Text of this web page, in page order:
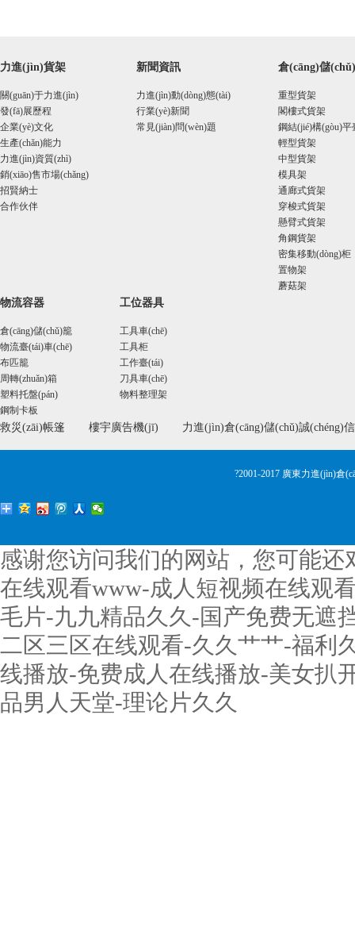
力進(jìn)貨架
關(guān)于力進(jìn)
發(fā)展歷程
企業(yè)文化
生產(chǎn)能力
力進(jìn)資質(zhì)
銷(xiāo)售市場(chǎng)
招賢納士
合作伙伴
新聞資訊
力進(jìn)動(dòng)態(tài)
行業(yè)新聞
常見(jiàn)問(wèn)題
倉(cāng)儲
重型貨架
閣樓式貨架
鋼結(jié)構(gòu)平
輕型貨架
中型貨架
模具架
通廊式貨架
穿梭式貨架
懸臂式貨架
角鋼貨架
密集移動(dòng)柜
置物架
蘑菇架
物流容器
倉(cāng)儲(chǔ)籠
物流臺(tái)車(chē)
布匹籠
周轉(zhuǎn)箱
塑料托盤(pán)
鋼制卡板
工位器具
工具車(chē)
工具柜
工作臺(tái)
刀具車(chē)
物料整理架
救災(zāi)帳篷 樓宇廣告機(jī) 力進(jìn)倉(cāng)儲(chǔ)誠(chéng)
?2001-2017 廣東力進(jìn)倉
感谢您访问我们的网站，您可能还
在线观看www-成人短视频在线观
毛片-九九精品久久-国产免费无遮
二区三区在线观看-久久艹艹-福利
线播放-免费成人在线播放-美女扒
品男人天堂-理论片久久